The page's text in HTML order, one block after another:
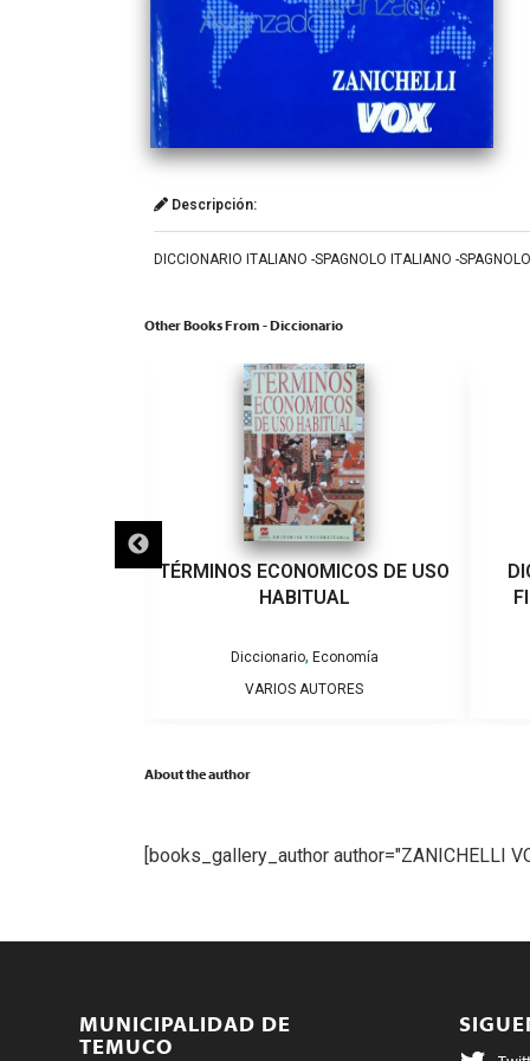
Descripción:
DICCIONARIO ITALIANO -SPAGNOLO ITALIANO -
Other Books From - Diccionario
CHILENO
TÉRMINOS ECONOMICOS DE USO
HABITUAL
Diccionario, Economía
VARIOS AUTORES
About the author
[books_gallery_author author="ZANICHELLI
MUNICIPALIDAD DE
TEMUCO